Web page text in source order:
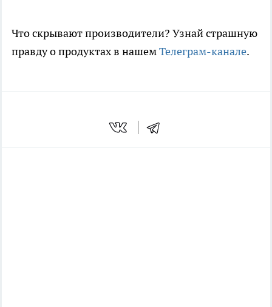
Что скрывают производители? Узнай страшную
правду о продуктах в нашемТелеграм-канале.